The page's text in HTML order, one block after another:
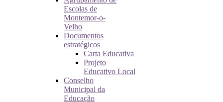
Escolas de
Montemor-o-
Velho
Documentos
estratégicos
Carta Educativa
Projeto
Educativo Local
Conselho
Municipal da
Educação